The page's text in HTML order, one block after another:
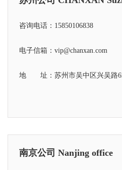
咨询电话：15850106838
电子信箱：vip@chanxan.com
地 址：苏州市吴中区兴吴路
南京公司 Nanjing office